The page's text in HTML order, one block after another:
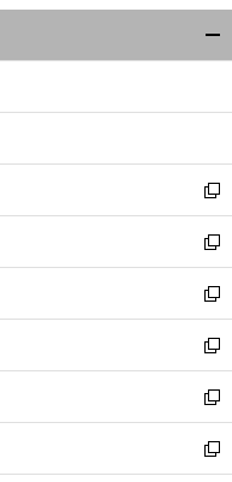
ウ
ィ
ン
ウ
開
く
新
し
い
ウ
ィ
ン
ド
ウ
で
開
く
新
し
い
ウ
ィ
ン
ド
ウ
で
開
新
し
い
ウ
ィ
ン
ド
ウ
新
し
い
ウ
ィ
ン
新
し
い
ウ
新